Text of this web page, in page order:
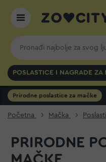
POSLASTICE I NAGRADE ZA
Prirodne poslastice za mačke
Početna Mačka
PRIRODNE